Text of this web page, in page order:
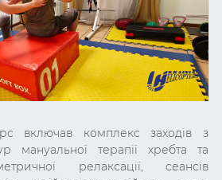
включав комплекс заходів з
мануальної терапії хребта та
релаксації, сеансів